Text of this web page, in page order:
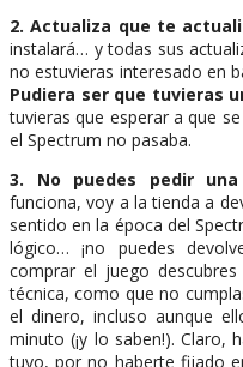
2. Actualiza que te
instalará… y todas sus
no estuvieras interesado en
Pudiera ser que tuvieras
tuvieras que esperar a que
el Spectrum no pasaba.
3. No puedes pedir una
funciona, voy a la tienda a
sentido en la época del
lógico… ¡no puedes
comprar el juego
técnica, como que no
el dinero, incluso aunque
minuto (¡y lo saben!). Claro,
tuyo, por no haberte fijado